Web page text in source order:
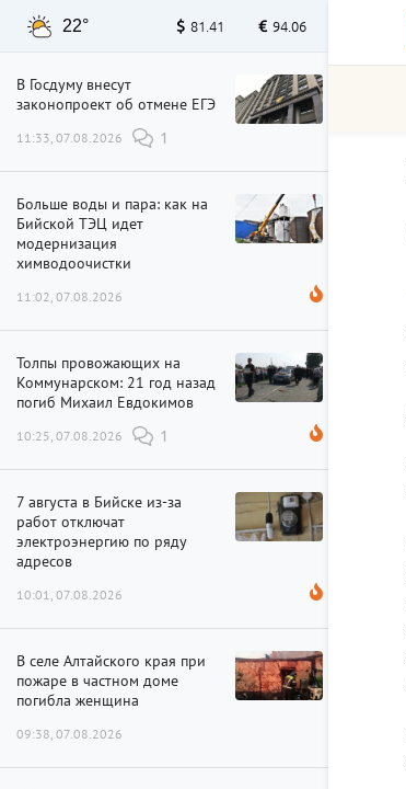
22° 81.41 94.06
В Госдуму внесут
законопроект об отмене ЕГЭ
11:33, 07.08.2026 1
Больше воды и пара: как на
Бийской ТЭЦ идет
модернизация
химводоочистки
11:02, 07.08.2026
Толпы провожающих на
Коммунарском: 21 год назад
погиб Михаил Евдокимов
10:25, 07.08.2026 1
7 августа в Бийске из-за
работ отключат
электроэнергию по ряду
адресов
10:01, 07.08.2026
В селе Алтайского края при
пожаре в частном доме
погибла женщина
09:38, 07.08.2026